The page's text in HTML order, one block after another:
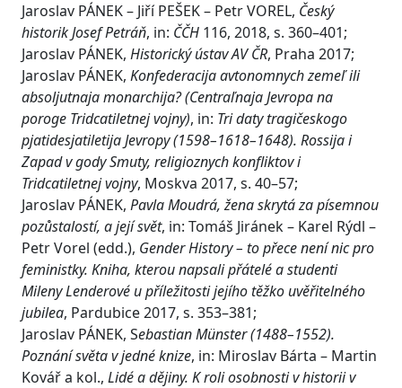
Jaroslav PÁNEK – Jiří PEŠEK – Petr VOREL, Český
historik Josef Petráň, in: ČČH 116, 2018, s. 360–401;
Jaroslav PÁNEK, Historický ústav AV ČR, Praha 2017;
Jaroslav PÁNEK, Konfederacija avtonomnych zemeľ ili
absoljutnaja monarchija? (Centraľnaja Jevropa na
poroge Tridcatiletnej vojny), in: Tri daty tragičeskogo
pjatidesjatiletija Jevropy (1598–1618–1648). Rossija i
Zapad v gody Smuty, religioznych konfliktov i
Tridcatiletnej vojny, Moskva 2017, s. 40–57;
Jaroslav PÁNEK, Pavla Moudrá, žena skrytá za písemnou
pozůstalostí, a její svět, in: Tomáš Jiránek – Karel Rýdl –
Petr Vorel (edd.), Gender History – to přece není nic pro
feministky. Kniha, kterou napsali přátelé a studenti
Mileny Lenderové u příležitosti jejího těžko uvěřitelného
jubilea, Pardubice 2017, s. 353–381;
Jaroslav PÁNEK, Sebastian Münster (1488–1552).
Poznání světa v jedné knize, in: Miroslav Bárta – Martin
Kovář a kol., Lidé a dějiny. K roli osobnosti v historii v